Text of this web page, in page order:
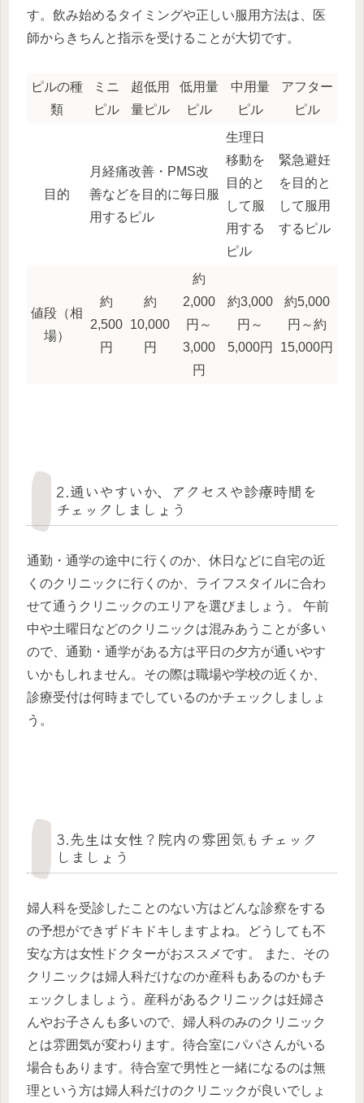
す。飲み始めるタイミングや正しい服用方法は、医
師からきちんと指示を受けることが大切です。
ピルの種
類
ミニ
ピル
超低用
量ピル
低用量
ピル
中用量
ピル
アフター
ピル
目的
月経痛改善・PMS改
善などを目的に毎日服
用するピル
生理日
移動を
目的と
して服
用する
ピル
緊急避妊
を目的と
して服用
するピル
値段（相
場）
約
2,500
円
約
10,000
円
約
2,000
円～
3,000
円
約3,000
円～
5,000円
約5,000
円～約
15,000円
2.通いやすいか、アクセスや診療時間を
チェックしましょう
通勤・通学の途中に行くのか、休日などに自宅の近
くのクリニックに行くのか、ライフスタイルに合わ
せて通うクリニックのエリアを選びましょう。 午前
中や土曜日などのクリニックは混みあうことが多い
ので、通勤・通学がある方は平日の夕方が通いやす
いかもしれません。その際は職場や学校の近くか、
診療受付は何時までしているのかチェックしましょ
う。
3.先生は女性？院内の雰囲気もチェック
しましょう
婦人科を受診したことのない方はどんな診察をする
の予想ができずドキドキしますよね。どうしても不
安な方は女性ドクターがおススメです。 また、その
クリニックは婦人科だけなのか産科もあるのかもチ
ェックしましょう。産科があるクリニックは妊婦さ
んやお子さんも多いので、婦人科のみのクリニック
とは雰囲気が変わります。待合室にパパさんがいる
場合もあります。待合室で男性と一緒になるのは無
理という方は婦人科だけのクリニックが良いでしょ